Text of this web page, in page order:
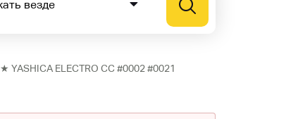
★ YASHICA ELECTRO CC #0002 #0021